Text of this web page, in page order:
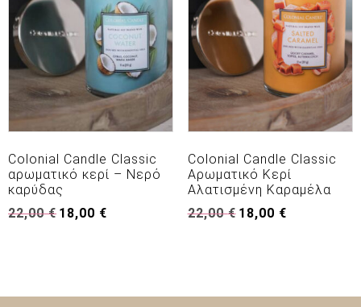
Colonial Candle Classic
αρωματικό κερί – Νερό
καρύδας
22,00€ Original
18,00 €
Colonial Candle Classic
Αρωματικό Κερί
Αλατισμένη Καραμέλα
22,00€ Original
18,00 €Η